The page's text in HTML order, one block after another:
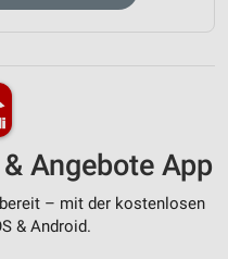
Angebote App
– mit der kostenlosen
& Android.